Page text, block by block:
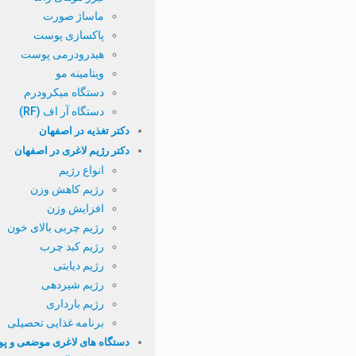
ماساژ صورت
پاکسازی پوست
هیدرودرمی پوست
ویتامینه مو
دستگاه میکرودرم
دستگاه آر اف (RF)
دکتر تغذیه در اصفهان
دکتر رژیم لاغری در اصفهان
انواع رژیم
رژیم کاهش وزن
افزایش وزن
رژیم چربی بالای خون
رژیم کبد چرب
رژیم دیابتی
رژیم شیردهی
رژیم بارداری
برنامه غذایی تحصیلی
دستگاه های لاغری موضعی و